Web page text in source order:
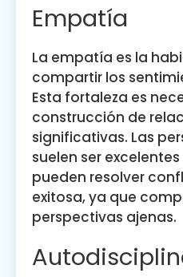
Empatía
La empatía es la
compartir los
Esta fortaleza es
construcción de
significativas. Las
suelen ser
pueden resolver
exitosa, ya que
perspectivas ajenas.